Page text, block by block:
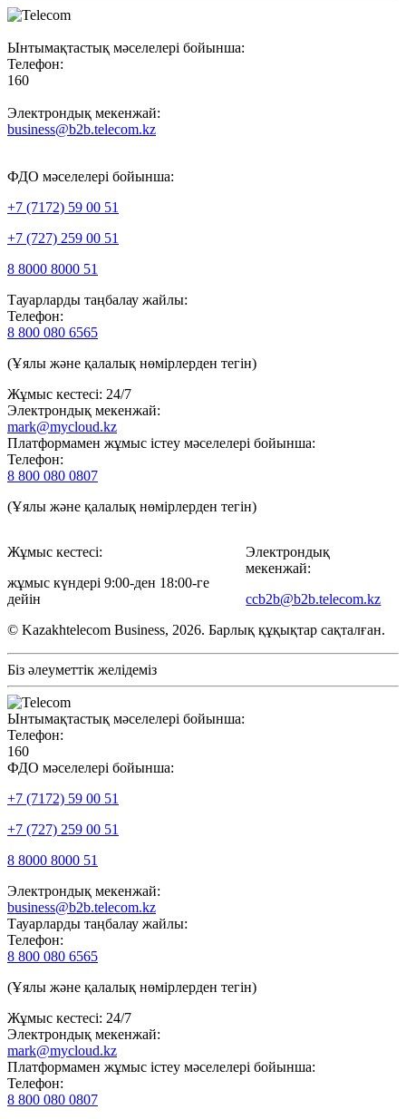
Ынтымақтастық мәселелері бойынша:
Телефон:
160
Электрондық мекенжай:
business@b2b.telecom.kz
ФДО мәселелері бойынша:
+7 (7172) 59 00 51
+7 (727) 259 00 51
8 8000 8000 51
Тауарларды таңбалау жайлы:
Телефон:
8 800 080 6565
(Ұялы және қалалық нөмірлерден тегін)
Жұмыс кестесі: 24/7
Электрондық мекенжай:
mark@mycloud.kz
Платформамен жұмыс істеу мәселелері бойынша:
Телефон:
8 800 080 0807
(Ұялы және қалалық нөмірлерден тегін)
Жұмыс кестесі:
жұмыс күндері 9:00-ден 18:00-ге
дейін
Электрондық
мекенжай:
ccb2b@b2b.telecom.kz
© Kazakhtelecom Business, 2026. Барлық құқықтар сақталған.
Біз әлеуметтік желідеміз
Ынтымақтастық мәселелері бойынша:
Телефон:
160
ФДО мәселелері бойынша:
+7 (7172) 59 00 51
+7 (727) 259 00 51
8 8000 8000 51
Электрондық мекенжай:
business@b2b.telecom.kz
Тауарларды таңбалау жайлы:
Телефон:
8 800 080 6565
(Ұялы және қалалық нөмірлерден тегін)
Жұмыс кестесі: 24/7
Электрондық мекенжай:
mark@mycloud.kz
Платформамен жұмыс істеу мәселелері бойынша:
Телефон:
8 800 080 0807